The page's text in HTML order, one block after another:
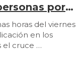
por
la crisis
horas del viernes
en los
el cruce …